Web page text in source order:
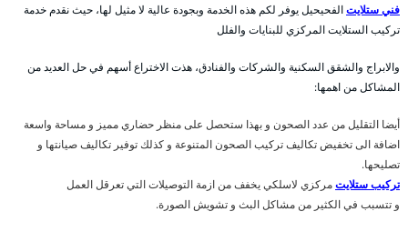
فني ستلايتالفحيحيل يوفر لكم هذه الخدمة وبجودة عالية لا مثيل لها، حيث نقدم خدمة
تركيب الستلايت المركزي للبنايات والفلل
والابراج والشقق السكنية والشركات والفنادق، هذت الاختراع أسهم في حل العديد من
المشاكل من اهمها:
أيضا التقليل من عدد الصحون و بهذا ستحصل على منظر حضاري مميز و مساحة واسعة
اضافة الى تخفيض تكاليف تركيب الصحون المتنوعة و كذلك توفير تكاليف صيانتها و
تصليحها.
تركيب ستلايتمركزي لاسلكي يخفف من ازمة التوصيلات التي تعرقل العمل
و تتسبب في الكثير من مشاكل البث و تشويش الصورة.